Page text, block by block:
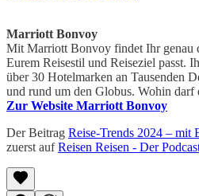
Marriott Bonvoy
Mit Marriott Bonvoy findet Ihr genau
Eurem Reisestil und Reiseziel passt.
über 30 Hotelmarken an Tausenden
und rund um den Globus. Wohin darf
Zur Website Marriott Bonvoy
Der Beitrag Reise-Trends 2024 – mit
zuerst aufReisen Reisen - Der